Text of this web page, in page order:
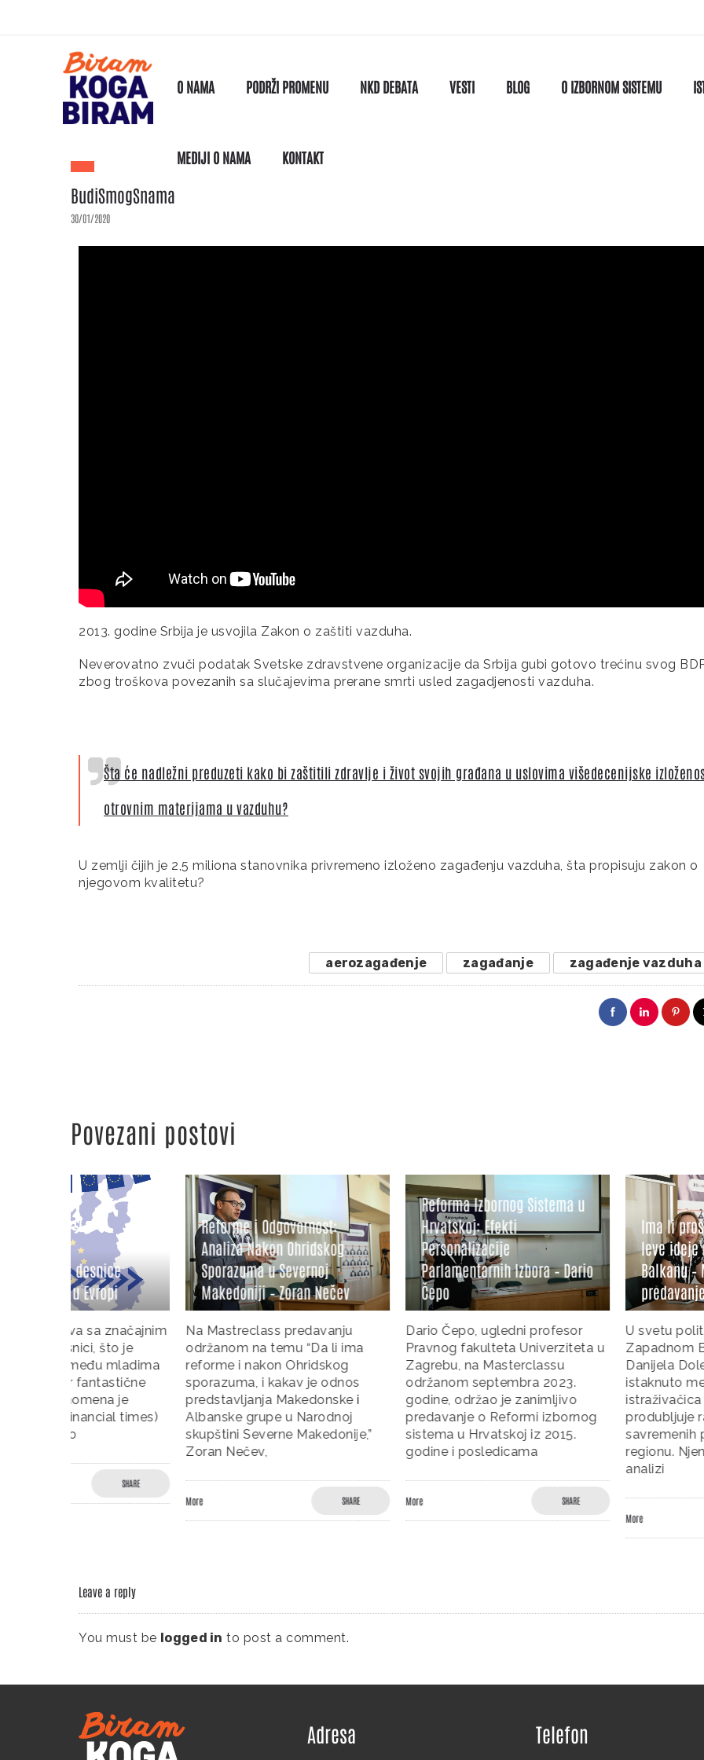
O NAMA PODRŽI PROMENU NKD DEBATA VESTI BLOG O IZBORNOM SISTEMU
MEDIJI O NAMA KONTAKT
BudiSmogSnama
30/01/2020
2013. godine Srbija je usvojila Zakon o zaštiti vazduha.
Neverovatno zvuči podatak Svetske zdravstvene organizacije da Srbija gubi gotovo trećinu svog
zbog troškova povezanih sa slučajevima prerane smrti usled zagadjenosti vazduha.
Šta će nadležni preduzeti kako bi zaštitili zdravlje i život svojih građana u uslovima višedecenijske
otrovnim materijama u vazduhu?
U zemlji čijih je 2,5 miliona stanovnika privremeno izloženo zagađenju vazduha, šta propisuju zakon o
njegovom kvalitetu?
aerozagađenje zagađanje zagađenje vazduha
Povezani postovi
Reforme i Odgovornost:
Analiza Nakon Ohridskog
Sporazuma u Severnoj
Makedoniji – Zoran Nečev
Na Mastreclass predavanju
održanom na temu “Da li ima
reforme i nakon Ohridskog
sporazuma, i kakav je odnos
predstavljanja Makedonske i
Albanske grupe u Narodnoj
skupštini Severne Makedonije,”
More
Reforma Izbornog Sistema u
Hrvatskoj: Efekti
Personalizacije
Parlamentarnih Izbora – Dario
Čepo
Dario Čepo, ugledni profesor
Pravnog fakulteta Univerziteta u
Zagrebu, na Masterclassu
održanom septembra 2023.
godine, održao je zanimljivo
predavanje o Reformi izbornog
sistema u Hrvatskoj iz 2015.
godine i posledicama
Ima li prostora za zeleno-
leve ideje na Zapadnom
Balkanu – Masterclass
predavanje Danijele Dolenec
U svetu političkih previranja
Zapadnom Balkanu,
Danijela Dolenec zauzima
istaknuto mesto kao ugledna
istraživačica i predavačica čiji
produbljuje razumevanje
savremenih političkih
regionu. Njena posvećenost
More
Leave a reply
You must be logged in to post a comment.
Adresa Telefon